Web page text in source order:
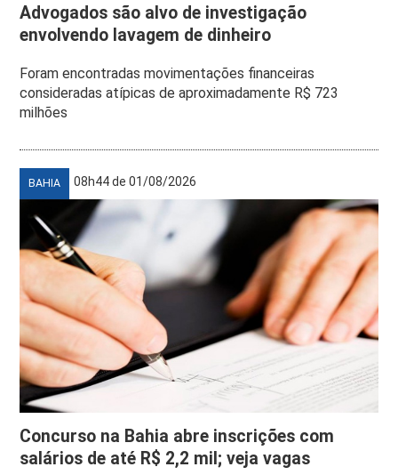
Advogados são alvo de investigação
envolvendo lavagem de dinheiro
Foram encontradas movimentações financeiras
consideradas atípicas de aproximadamente R$ 723
milhões
BAHIA 08h44 de 01/08/2026
Concurso na Bahia abre inscrições com
salários de até R$ 2,2 mil; veja vagas